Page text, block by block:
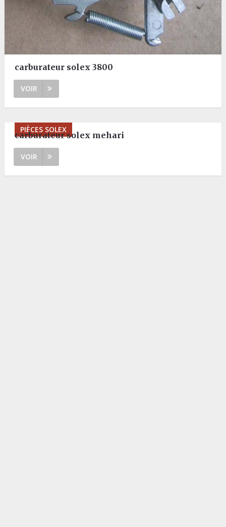
carburateur solex 3800
VOIR
PIÈCES SOLEX
carburateur solex mehari
VOIR